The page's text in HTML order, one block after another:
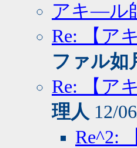
アキ―ル
Re: 【ア
ファル如
Re: 【ア
理人 12/
Re^2: